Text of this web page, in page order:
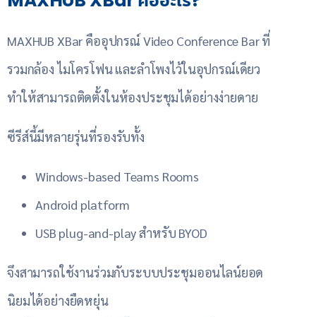
MAXHUB XBar คืออุปกรณ์ Video Conference Bar ที่
รวมกล้อง ไมโครโฟน และลำโพงไว้ในอุปกรณ์เดียว
ทำให้สามารถติดตั้งในห้องประชุมได้อย่างง่ายดาย
ซีรีส์นี้มีหลายรุ่นที่รองรับทั้ง
Windows-based Teams Rooms
Android platform
USB plug-and-play สำหรับ BYOD
จึงสามารถใช้งานร่วมกับระบบประชุมออนไลน์ยอด
นิยมได้อย่างยืดหยุ่น